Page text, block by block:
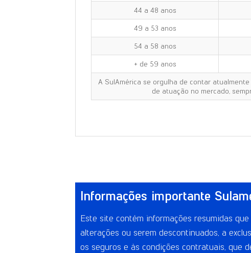
44 a 48 anos
49 a 53 anos
54 a 58 anos
+ de 59 anos
A SulAmérica se orgulha de contar
de atuação no mercado,
Informações importante
Este site contém informações resumidas
alterações ou serem descontinuados, a
os seguros e às condições contratuais, que